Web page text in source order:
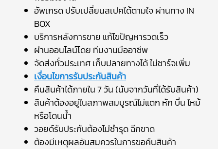
อัพเกรด ปรับเปลี่ยนสเปคได้ตามใจ ผ่านทาง IN
BOX
บริการหลังการขาย แก้ไขปัญหารวดเร็ว
ผ่านออนไลน์โดย ทีมงานมืออาชีพ
จัดส่งทั่วประเทศ เก็บปลายทางได้ ไม่ชาร์จเพิ่ม
เงื่อนไขการรับประกันสินค้า
คืนสินค้าได้ภายใน 7 วัน (นับจากวันที่ได้รับสินค้า)
สินค้าต้องอยู่ในสภาพสมบูรณ์ไม่แตก หัก บิ่น ไหม้
หรือโดนน้ำ
วอยด์รับประกันต้องไม่ชำรุด ฉีกขาด
ต้องมีเหตุผลอันสมควรในการขอคืนสินค้า